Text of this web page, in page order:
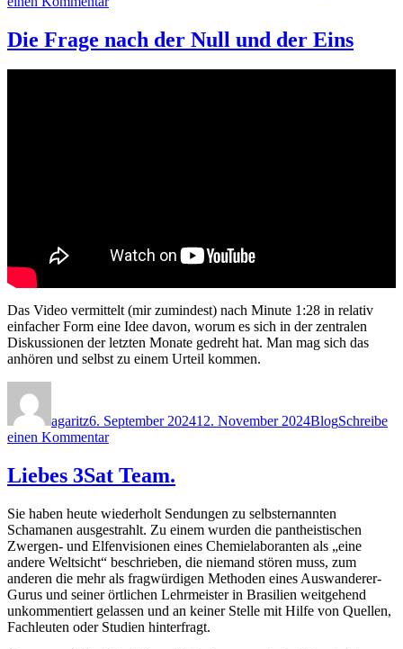
an
Die Frage nach der Null und der Eins
Das Video vermittelt (mir zumindest) nach Minute 1:28 in relativ
einfacher Form eine Idee davon, worum es sich in der zentralen
Diskussionen der letzten Monate gedreht hat. Man mag sich das
anhören und selbst zu einem Urteil kommen.
agaritz6. September 202412. November 2024BlogSchreibe
einen Kommentarzu
Frage
nach
Null
und
der
Eins
Liebes 3Sat Team.
Sie haben heute wiederholt Sendungen zu selbsternannten
Schamanen ausgestrahlt. Zu einem wurden die pantheistischen
Zwergen- und Elfenvisionen eines Chemielaboranten als „eine
andere Weltsicht“ beschrieben, die niemand stören muss, zum
anderen die mehr als fragwürdigen Methoden eines Auswanderer-
Gurus und seiner örtlichen Lehrmeister in Brasilien weitgehend
unkommentiert gelassen und an keiner Stelle mit Hilfe von Quellen,
Fachleuten oder Studien hinterfragt.